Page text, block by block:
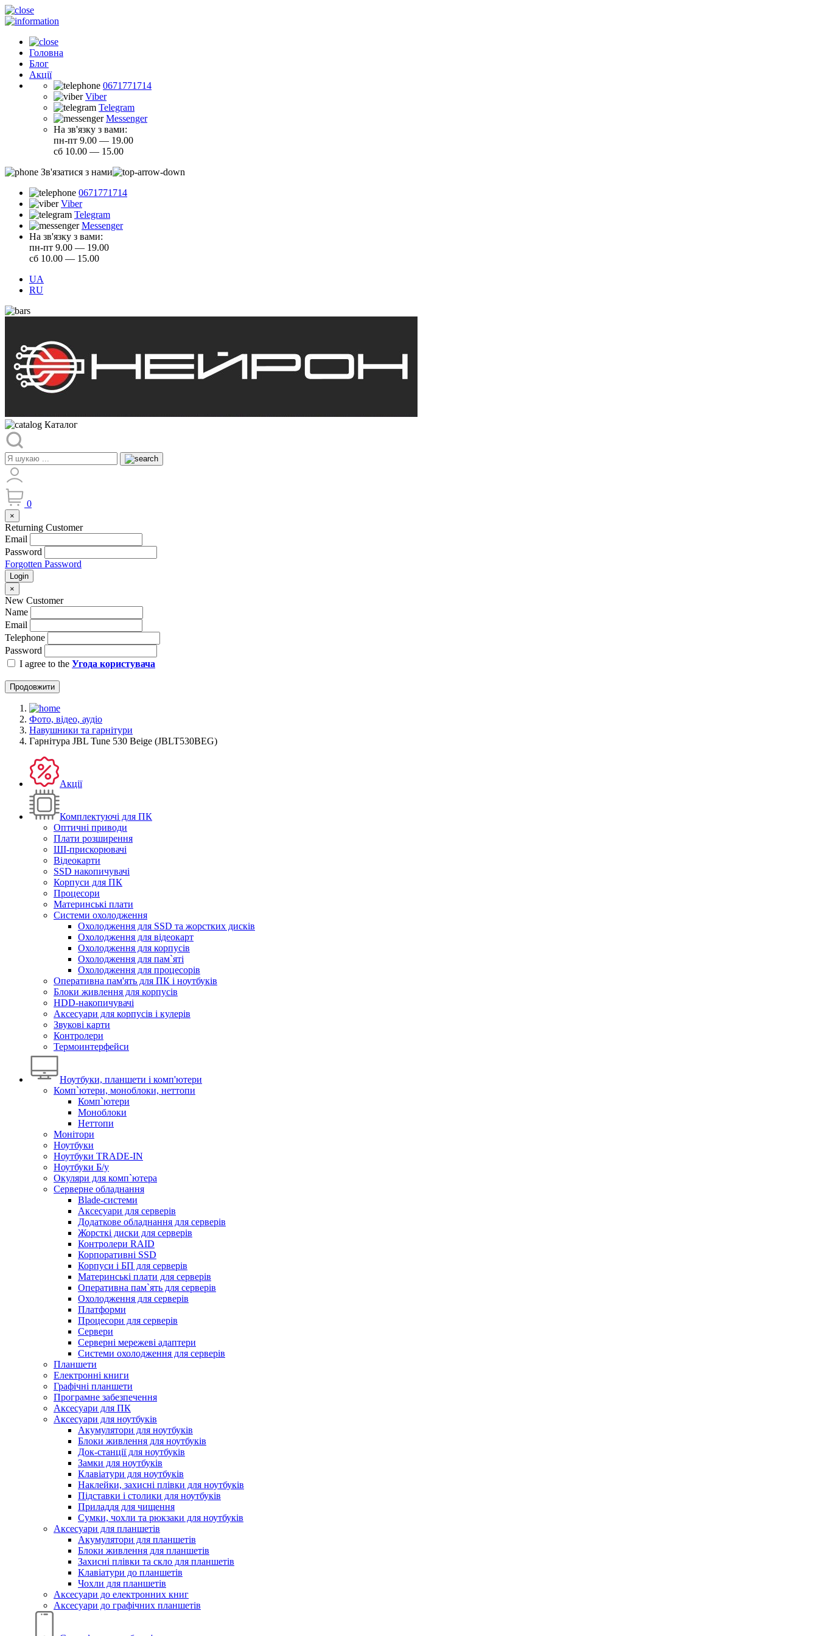
Головна
Блог
Акції
0671771714
Viber
Telegram
Messenger
На зв'язку з вами:
пн-пт 9.00 — 19.00
сб 10.00 — 15.00
Зв'язатися з нами
0671771714
Viber
Telegram
Messenger
На зв'язку з вами:
пн-пт 9.00 — 19.00
сб 10.00 — 15.00
UA
RU
Каталог
0
×
Returning Customer
Email
Password
Forgotten Password
Login
×
New Customer
Name
Email
Telephone
Password
I agree to the Угода користувача
Продовжити
Фото, відео, аудіо
Навушники та гарнітури
Гарнiтура JBL Tune 530 Beige (JBLT530BEG)
Акції
Комплектуючі для ПК
Оптичні приводи
Плати розширення
ШІ-прискорювачі
Відеокарти
SSD накопичувачі
Корпуси для ПК
Процесори
Материнські плати
Системи охолодження
Охолодження для SSD та жорстких дисків
Охолодження для відеокарт
Охолодження для корпусів
Охолодження для пам`яті
Охолодження для процесорів
Оперативна пам'ять для ПК і ноутбуків
Блоки живлення для корпусів
HDD-накопичувачі
Аксесуари для корпусів і кулерів
Звукові карти
Контролери
Термоинтерфейси
Ноутбуки, планшети і комп'ютери
Комп`ютери, моноблоки, неттопи
Комп`ютери
Моноблоки
Неттопи
Монітори
Ноутбуки
Ноутбуки TRADE-IN
Ноутбуки Б/у
Окуляри для комп`ютера
Серверне обладнання
Blade-системи
Аксесуари для серверів
Додаткове обладнання для серверів
Жорсткі диски для серверів
Контролери RAID
Корпоративні SSD
Корпуси і БП для серверів
Материнські плати для серверів
Оперативна пам`ять для серверів
Охолодження для серверів
Платформи
Процесори для серверів
Сервери
Серверні мережеві адаптери
Системи охолодження для серверів
Планшети
Електронні книги
Графічні планшети
Програмне забезпечення
Аксесуари для ПК
Аксесуари для ноутбуків
Акумулятори для ноутбуків
Блоки живлення для ноутбуків
Док-станції для ноутбуків
Замки для ноутбуків
Клавіатури для ноутбуків
Наклейки, захисні плівки для ноутбуків
Підставки і столики для ноутбуків
Приладдя для чищення
Сумки, чохли та рюкзаки для ноутбуків
Аксесуари для планшетів
Акумулятори для планшетів
Блоки живлення для планшетів
Захисні плівки та скло для планшетів
Клавіатури до планшетів
Чохли для планшетів
Аксесуари до електронних книг
Аксесуари дo графічних планшетів